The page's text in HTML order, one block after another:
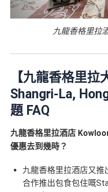
九龍香格里拉
【九龍香格里拉
Shangri-La,
題 FAQ
九龍香格里拉酒店
優惠去到幾時？
九龍香格里拉酒店又推
合作推出包食包住嘅